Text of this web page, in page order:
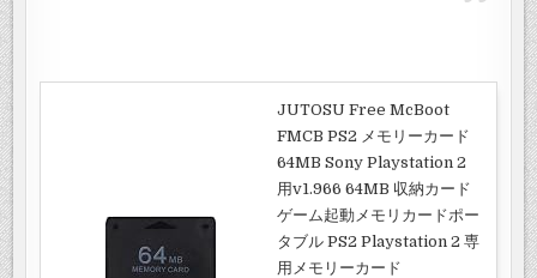
JUTOSU Free McBoot
FMCB PS2 メモリーカード
64MB Sony Playstation 2
用v1.966 64MB 収納カード
ゲーム起動メモリカードポー
タブル PS2 Playstation 2 専
用メモリーカード